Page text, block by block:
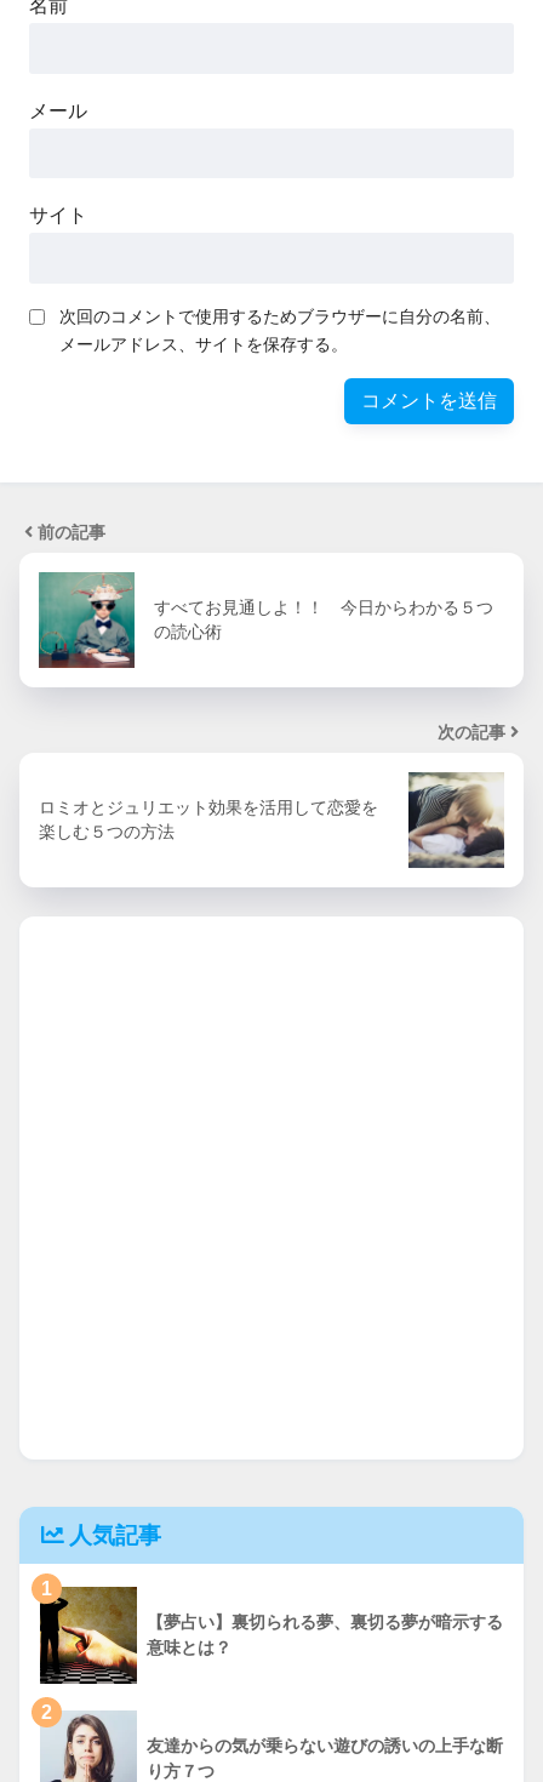
名前
メール
サイト
次回のコメントで使用するためブラウザーに自分の名前、
メールアドレス、サイトを保存する。
前の記事
すべてお見通しよ！！ 今日からわかる５つ
の読心術
次の記事
ロミオとジュリエット効果を活用して恋愛を
楽しむ５つの方法
人気記事
1
【夢占い】裏切られる夢、裏切る夢が暗示する
意味とは？
2
友達からの気が乗らない遊びの誘いの上手な断
り方７つ